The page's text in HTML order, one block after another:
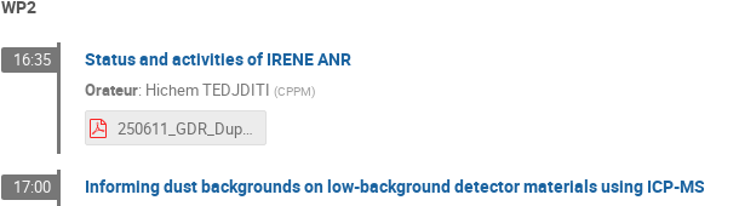
WP2
16:35 Status and activities of IRENE ANR
Orateur: Hichem TEDJDITI (CPPM)
250611_GDR_Duphy_IRENE_TH.pdf
17:00 Informing dust backgrounds on low-background detector materials using ICP-MS